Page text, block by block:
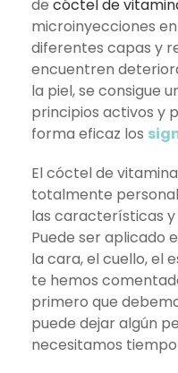
de cóctel de
microinyecciones
diferentes capas y
encuentren
la piel, se consigue
principios activos y
forma eficaz los
El cóctel de
totalmente
las características
Puede ser aplicado
la cara, el cuello, el
te hemos
primero que
puede dejar algún
necesitamos